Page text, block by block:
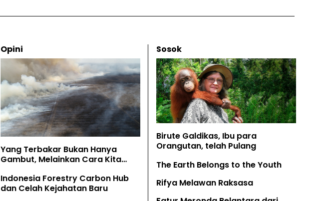
Opini
Yang Terbakar Bukan Hanya
Gambut, Melainkan Cara Kita
Indonesia Forestry Carbon Hub
dan Celah Kejahatan Baru
Sosok
Birute Galdikas, Ibu para
Orangutan, telah Pulang
The Earth Belongs to the Youth
Rifya Melawan Raksasa